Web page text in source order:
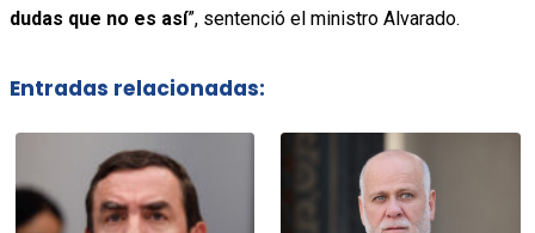
dudas que no es así”, sentenció el ministro Alvarado.
Entradas relacionadas: